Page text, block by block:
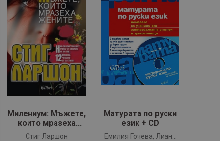
Милениум: Мъжете,
които мразеха
жените - книга 1
Стиг Ларшон
Матурата по руски
език + CD
Емилия Гочева, Лиана